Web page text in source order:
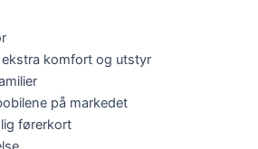
komfort og utstyr
på markedet
førerkort